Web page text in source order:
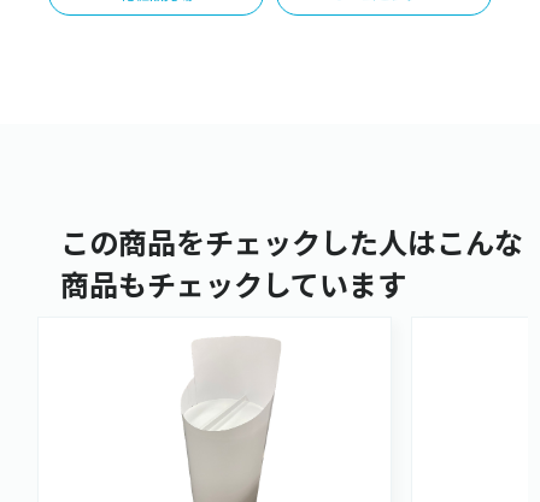
この商品をチェックした人はこんな
商品もチェックしています